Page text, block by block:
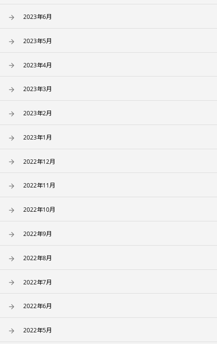
2023年6月
2023年5月
2023年4月
2023年3月
2023年2月
2023年1月
2022年12月
2022年11月
2022年10月
2022年9月
2022年8月
2022年7月
2022年6月
2022年5月